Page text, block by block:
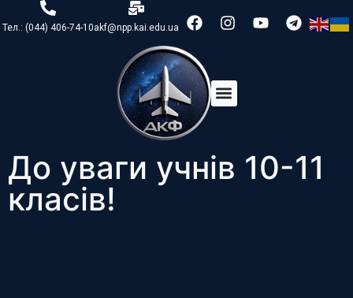
Тел.: (044) 406-74-10akf@npp.kai.edu.ua
До уваги учнів 10-11
класів!